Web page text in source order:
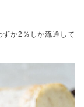
ずか2％しか流通して